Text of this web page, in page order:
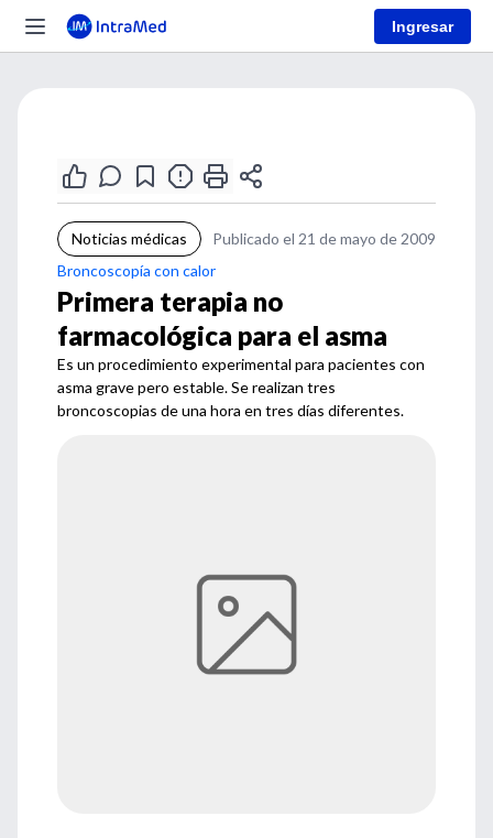
Ingresar
Noticias médicas
Publicado el 21 de mayo de 2009
Broncoscopía con calor
Primera terapia no
farmacológica para el asma
Es un procedimiento experimental para pacientes con
asma grave pero estable. Se realizan tres
broncoscopias de una hora en tres días diferentes.